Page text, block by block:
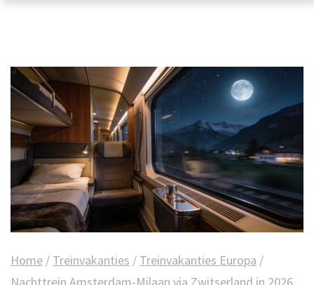
Home / Treinvakanties / Treinvakanties Europa /
Nachttrein Amsterdam-Milaan via Zwitserland in 2026